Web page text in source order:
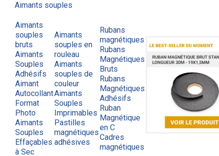
Aimants souples
Aimants
souples
bruts
Aimants
Souples
Adhésifs
Aimant
Autocollant
Format
Photo
Aimants
Souples
Effaçables
à Sec
Aimants
souples en
rouleau
Aimants
souples de
couleur
Aimants
Souples
Imprimables
Pastilles
magnétiques
adhésives
Rubans
magnétiques
Rubans
Magnétiques
Bruts
Rubans
Magnétiques
Adhésifs
Ruban
Magnétique
en C
Cadres
magnétiques